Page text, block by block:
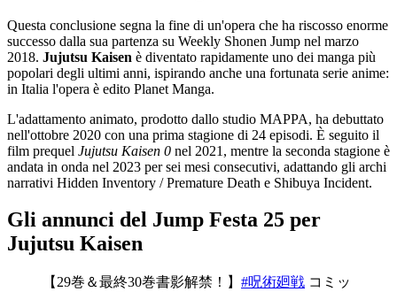
Questa conclusione segna la fine di un'opera che ha riscosso enorme
successo dalla sua partenza su Weekly Shonen Jump nel marzo
2018. Jujutsu Kaisen è diventato rapidamente uno dei manga più
popolari degli ultimi anni, ispirando anche una fortunata serie anime:
in Italia l'opera è edito Planet Manga.
L'adattamento animato, prodotto dallo studio MAPPA, ha debuttato
nell'ottobre 2020 con una prima stagione di 24 episodi. È seguito il
film prequel Jujutsu Kaisen 0 nel 2021, mentre la seconda stagione è
andata in onda nel 2023 per sei mesi consecutivi, adattando gli archi
narrativi Hidden Inventory / Premature Death e Shibuya Incident.
Gli annunci del Jump Festa 25 per
Jujutsu Kaisen
【29巻＆最終30巻書影解禁！】 #呪術廻戦 コミッ